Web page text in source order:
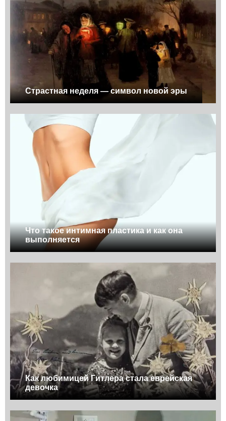
Страстная неделя — символ новой эры
Что такое интимная пластика и как она
выполняется
Как любимицей Гитлера стала еврейская
девочка